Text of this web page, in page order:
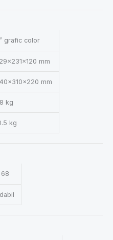
grafic color
mm
mm
kg
kg